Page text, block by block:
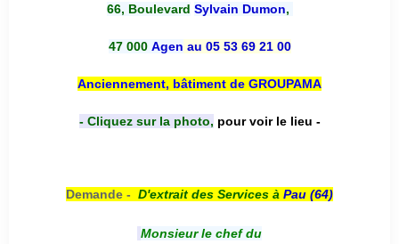
66, Boulevard Sylvain Dumon,
47 000 Agen au 05 53 69 21 00
Anciennement, bâtiment de GROUPAMA
- Cliquez sur la photo, pour voir le lieu -
Demande - D'extrait des Services à Pau (64)
Monsieur le chef du